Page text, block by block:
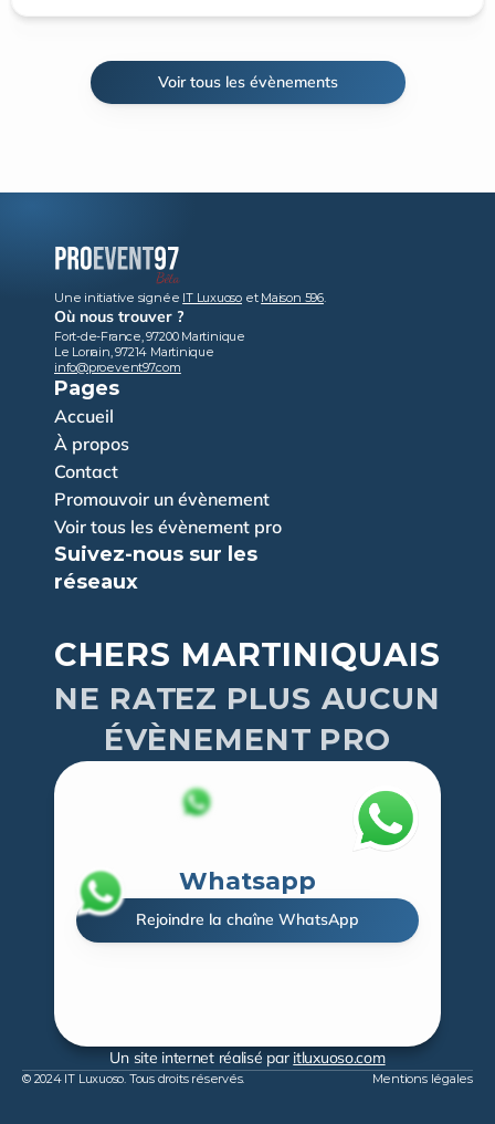
Voir tous les évènements
Une initiative signée IT Luxuoso et Maison 596.
Où nous trouver ?
Fort-de-France, 97200 Martinique
Le Lorrain, 97214 Martinique
info@proevent97.com
Pages
Accueil
À propos
Contact
Promouvoir un évènement
Voir tous les évènement pro
Suivez-nous sur les
réseaux
CHERS MARTINIQUAIS
NE RATEZ PLUS AUCUN
ÉVÈNEMENT PRO
Whatsapp
Rejoindre la chaîne WhatsApp
Un site internet réalisé par itluxuoso.com
© 2024 IT Luxuoso. Tous droits réservés. Mentions légales